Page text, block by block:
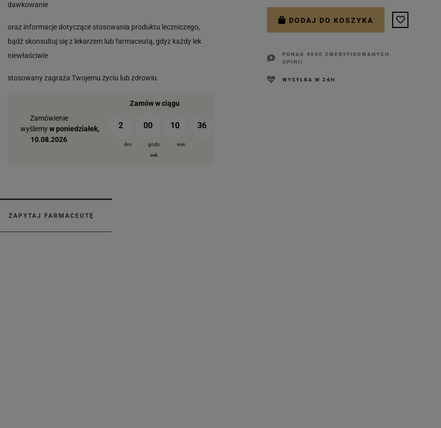
dawkowanie
oraz informacje dotyczące stosowania produktu leczniczego,
bądź skonsultuj się z lekarzem lub farmaceutą, gdyż każdy lek
niewłaściwie
stosowany zagraża Twojemu życiu lub zdrowiu.
Zamówienie
wyślemyw poniedziałek,
10.08.2026
Zamów w ciągu
2 00 10 35
dni godz.
min
sek.
ZAPYTAJ FARMACEUTĘ
DODAJ DO KOSZYKA
PONAD 4000 ZWERYFIKOWANYCH
OPINII
WYSYŁKA W 24H